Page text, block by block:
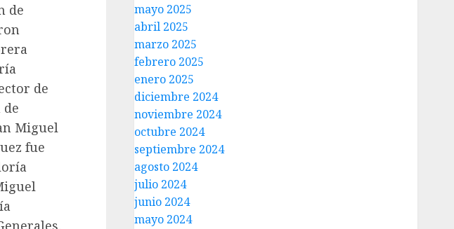
de
de
Miguel
fue
mayo 2025
abril 2025
marzo 2025
febrero 2025
enero 2025
diciembre 2024
noviembre 2024
octubre 2024
septiembre 2024
agosto 2024
julio 2024
junio 2024
mayo 2024